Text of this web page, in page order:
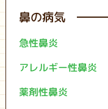
鼻の病気
急性鼻炎
アレルギー性鼻炎
薬剤性鼻炎